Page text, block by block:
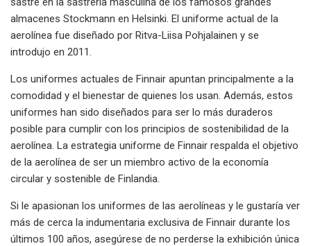
almacenes Stockmann en Helsinki. El uniforme actual de la
aerolínea fue diseñado por Ritva-Liisa Pohjalainen y se
introdujo en 2011.
Los uniformes actuales de Finnair apuntan principalmente a la
comodidad y el bienestar de quienes los usan. Además, estos
uniformes han sido diseñados para ser lo más duraderos
posible para cumplir con los principios de sostenibilidad de la
aerolínea. La estrategia uniforme de Finnair respalda el objetivo
de la aerolínea de ser un miembro activo de la economía
circular y sostenible de Finlandia.
Si le apasionan los uniformes de las aerolíneas y le gustaría ver
más de cerca la indumentaria exclusiva de Finnair durante los
últimos 100 años, asegúrese de no perderse la exhibición única